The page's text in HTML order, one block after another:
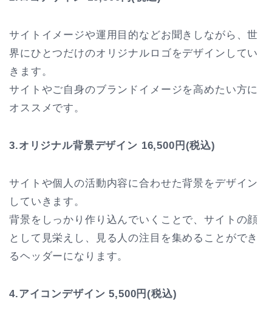
サイトイメージや運用目的などお聞きしながら、世
界にひとつだけのオリジナルロゴをデザインしてい
きます。
サイトやご自身のブランドイメージを高めたい方に
オススメです。
3.オリジナル背景デザイン 16,500円(税込)
サイトや個人の活動内容に合わせた背景をデザイン
していきます。
背景をしっかり作り込んでいくことで、サイトの顔
として見栄えし、見る人の注目を集めることができ
るヘッダーになります。
4.アイコンデザイン5,500円(税込)